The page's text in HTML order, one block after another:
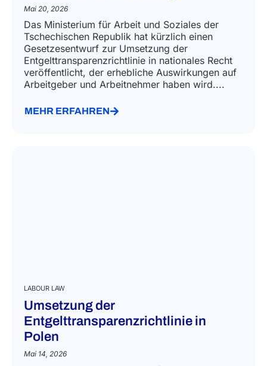
Mai 20, 2026
Das Ministerium für Arbeit und Soziales der
Tschechischen Republik hat kürzlich einen
Gesetzesentwurf zur Umsetzung der
Entgelttransparenzrichtlinie in nationales Recht
veröffentlicht, der erhebliche Auswirkungen auf
Arbeitgeber und Arbeitnehmer haben wird....
MEHR ERFAHREN
LABOUR LAW
Umsetzung der
Entgelttransparenzrichtlinie in
Polen
Mai 14, 2026